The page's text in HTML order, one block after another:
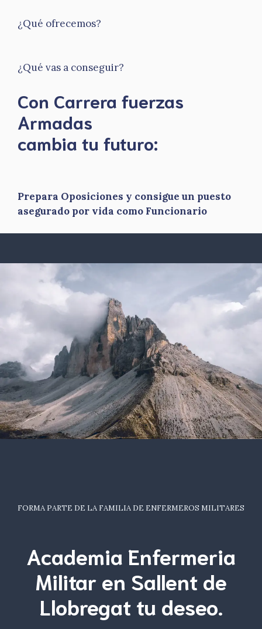
¿Qué ofrecemos?
¿Qué vas a conseguir?
Con Carrera fuerzas
Armadas
​cambia tu futuro:
Prepara Oposiciones y consigue un puesto
asegurado por vida como Funcionario
FORMA PARTE DE LA FAMILIA DE ENFERMEROS MILITARES
Academia Enfermeria
Militar en Sallent de
Llobregat tu deseo.